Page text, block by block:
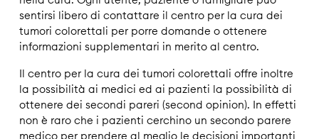
sentirsi libero di contattare il centro per la cura dei
tumori colorettali per porre domande o ottenere
informazioni supplementari in merito al centro.
Il centro per la cura dei tumori colorettali offre inoltre
la possibilità ai medici ed ai pazienti la possibilità di
ottenere dei secondi pareri (second opinion). In effetti
non è raro che i pazienti cerchino un secondo parere
medico per prendere al meglio le decisioni importanti